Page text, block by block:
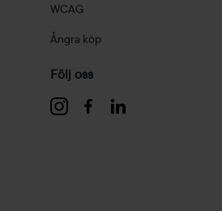
WCAG
Ångra köp
Följ oss